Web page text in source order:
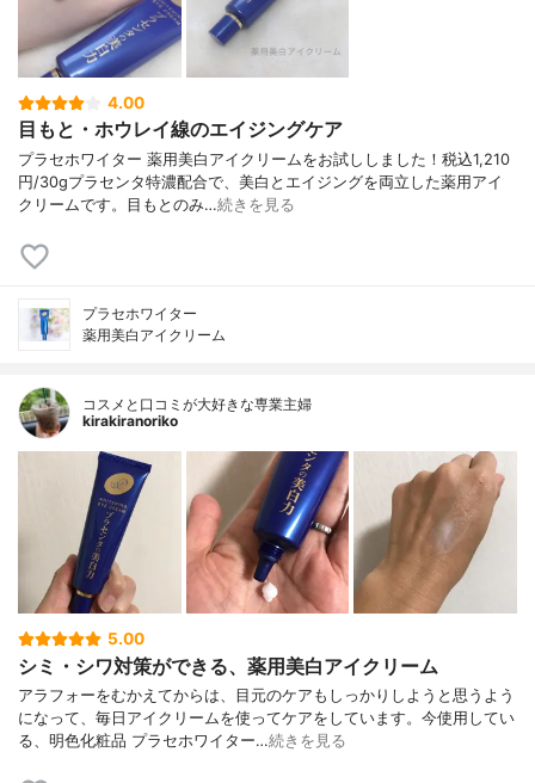
4.00
目もと・ホウレイ線のエイジングケア
プラセホワイター 薬用美白アイクリームをお試ししました！税込1,210
円/30gプラセンタ特濃配合で、美白とエイジングを両立した薬用アイ
クリームです。目もとのみ…続きを見る
プラセホワイター
薬用美白アイクリーム
コスメと口コミが大好きな専業主婦
kirakiranoriko
5.00
シミ・シワ対策ができる、薬用美白アイクリーム
アラフォーをむかえてからは、目元のケアもしっかりしようと思うよう
になって、毎日アイクリームを使ってケアをしています。今使用してい
る、明色化粧品 プラセホワイター…続きを見る